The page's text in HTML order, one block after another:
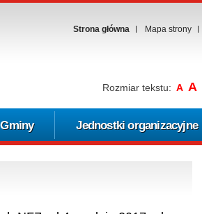
Strona główna Mapa strony
Rozmiar tekstu: A A
Jednostki organizacyjne